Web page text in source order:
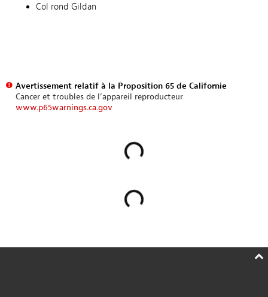
Col rond Gildan
Avertissement relatif à la Proposition 65 de Californie
Cancer et troubles de l’appareil reproducteur
www.p65warnings.ca.gov